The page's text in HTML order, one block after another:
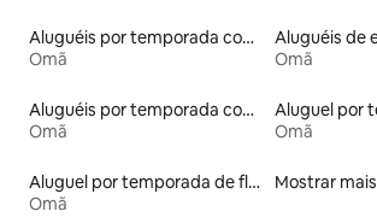
Aluguéis por temporada com café da manhã
Omã
Omã
Aluguéis por temporada com acesso ao lago
Omã
Omã
Aluguel por temporada de flats
Omã
Mostrar mais